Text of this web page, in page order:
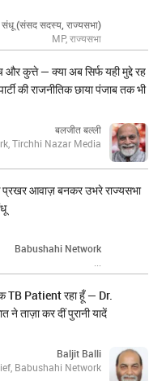
संधू (संसद सदस्य, राज्यसभा)
MP, राज्यसभा
कुत्ते — क्या अब सिर्फ यही मुद्दे रह
की राजनीतिक छाया पंजाब तक भी
बलजीत बल्ली
Tirchhi Nazar Media
आवाज़ बनकर उभरे राज्यसभा
Babushahi Network
...
TB Patient रहा हूँ — Dr.
ताज़ा कर दीं पुरानी यादें
Baljit Balli
Babushahi Network